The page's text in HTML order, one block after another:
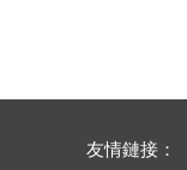
友情鏈接：